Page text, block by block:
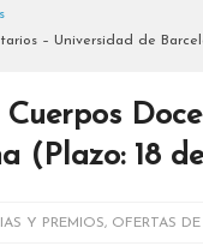
– Universidad de
(Plazo: 18
Y PREMIOS, OFERTAS